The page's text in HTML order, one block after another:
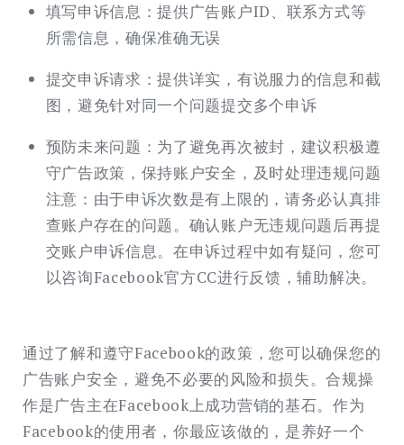
填写申诉信息：提供广告账户ID、联系方式等
所需信息，确保准确无误
提交申诉请求：提供详实，有说服力的信息和截
图，避免针对同一个问题提交多个申诉
预防未来问题：为了避免再次被封，建议积极遵
守广告政策，保持账户安全，及时处理违规问题
注意：由于申诉次数是有上限的，请务必认真排
查账户存在的问题。确认账户无违规问题后再提
交账户申诉信息。在申诉过程中如有疑问，您可
以咨询Facebook官方CC进行反馈，辅助解决。
通过了解和遵守Facebook的政策，您可以确保您的
广告账户安全，避免不必要的风险和损失。合规操
作是广告主在Facebook上成功营销的基石。作为
Facebook的使用者，你最应该做的，是养好一个